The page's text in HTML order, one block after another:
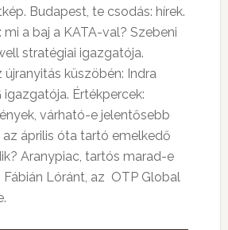
Budapest, te csodás: hírek.
a baj a KATA-val? Szebeni
stratégiai igazgatója.
küszöbén: Indra
igazgatója. Értékpercek:
várható-e jelentősebb
az április óta tartó emelkedő
Aranypiac, tartós marad-e
Fábián Lóránt, az OTP Global